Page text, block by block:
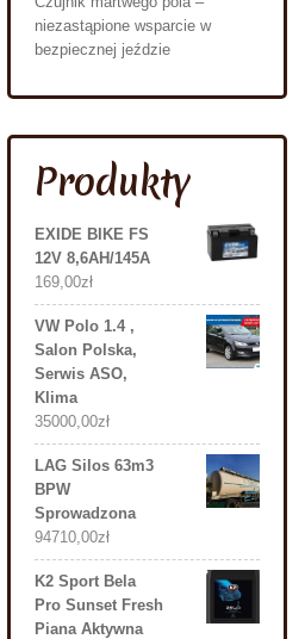
niezastąpione wsparcie w
bezpiecznej jeździe
Produkty
EXIDE BIKE FS
12V 8,6AH/145A
169,00zł
VW Polo 1.4 ,
Salon Polska,
Serwis ASO,
Klima
35000,00zł
LAG Silos 63m3
BPW
Sprowadzona
94710,00zł
K2 Sport Bela
Pro Sunset Fresh
Piana Aktywna